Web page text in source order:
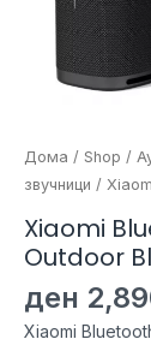
Дома / Shop /
звучници /
Xiaomi
Outdoor
ден
Xiaomi